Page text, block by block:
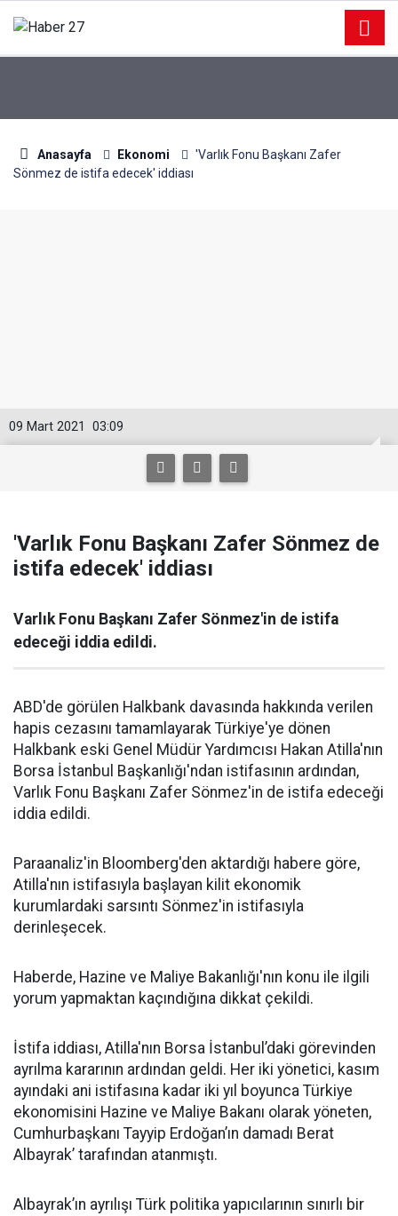
Anasayfa Ekonomi
'Varlık Fonu Başkanı Zafer
Sönmez de istifa edecek' iddiası
03:09
09 Mart 2021
'Varlık Fonu Başkanı Zafer Sönmez de
istifa edecek' iddiası
Varlık Fonu Başkanı Zafer Sönmez'in de istifa
edeceği iddia edildi.
ABD'de görülen Halkbank davasında hakkında verilen
hapis cezasını tamamlayarak Türkiye'ye dönen
Halkbank eski Genel Müdür Yardımcısı Hakan Atilla'nın
Borsa İstanbul Başkanlığı'ndan istifasının ardından,
Varlık Fonu Başkanı Zafer Sönmez'in de istifa edeceği
iddia edildi.
Paraanaliz'in Bloomberg'den aktardığı habere göre,
Atilla'nın istifasıyla başlayan kilit ekonomik
kurumlardaki sarsıntı Sönmez'in istifasıyla
derinleşecek.
Haberde, Hazine ve Maliye Bakanlığı'nın konu ile ilgili
yorum yapmaktan kaçındığına dikkat çekildi.
İstifa iddiası, Atilla'nın Borsa İstanbul’daki görevinden
ayrılma kararının ardından geldi. Her iki yönetici, kasım
ayındaki ani istifasına kadar iki yıl boyunca Türkiye
ekonomisini Hazine ve Maliye Bakanı olarak yöneten,
Cumhurbaşkanı Tayyip Erdoğan’ın damadı Berat
Albayrak’ tarafından atanmıştı.
Albayrak’ın ayrılışı Türk politika yapıcılarının sınırlı bir